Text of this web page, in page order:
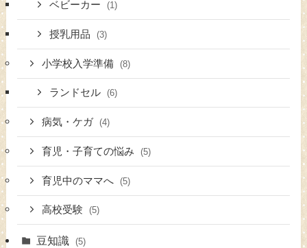
ベビーカー (1)
授乳用品 (3)
小学校入学準備 (8)
ランドセル (6)
病気・ケガ (4)
育児・子育ての悩み (5)
育児中のママへ (5)
高校受験 (5)
豆知識 (5)